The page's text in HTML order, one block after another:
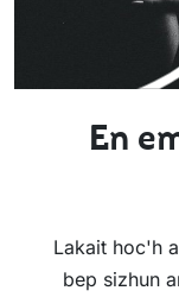
En
Lakait hoc'h
bep sizhun